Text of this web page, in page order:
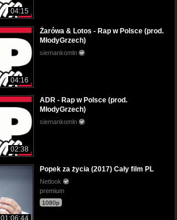
04:15
04:16
Żarówa & Lotos - Rap w Polsce (prod.
MłodyGrzech)
siemankomln
02:38
ADR - Rap w Polsce (prod.
MłodyGrzech)
siemankomln
Popek za życia (2017) Cały film PL
Netlook
premium
1080p